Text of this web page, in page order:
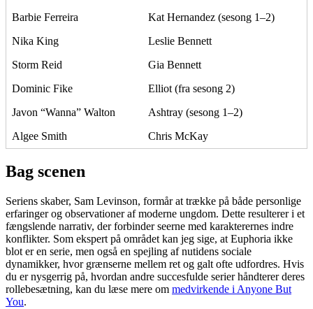
Barbie Ferreira
Kat Hernandez (sesong 1–2)
Nika King
Leslie Bennett
Storm Reid
Gia Bennett
Dominic Fike
Elliot (fra sesong 2)
Javon “Wanna” Walton
Ashtray (sesong 1–2)
Algee Smith
Chris McKay
Bag scenen
Seriens skaber, Sam Levinson, formår at trække på både personlige
erfaringer og observationer af moderne ungdom. Dette resulterer i et
fængslende narrativ, der forbinder seerne med karakterernes indre
konflikter. Som ekspert på området kan jeg sige, at Euphoria ikke
blot er en serie, men også en spejling af nutidens sociale
dynamikker, hvor grænserne mellem ret og galt ofte udfordres. Hvis
du er nysgerrig på, hvordan andre succesfulde serier håndterer deres
rollebesætning, kan du læse mere om medvirkende i Anyone But
You.